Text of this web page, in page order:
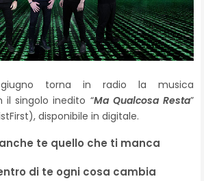
torna in radio la musica
il singolo inedito “Ma Qualcosa Resta”
disponibile in digitale.
te quello che ti manca
di te ogni cosa cambia